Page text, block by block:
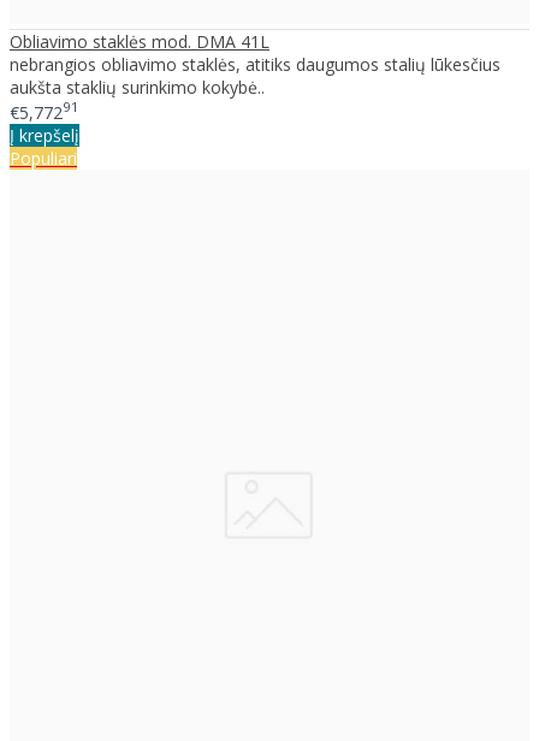
Obliavimo staklės mod. DMA 41L
nebrangios obliavimo staklės, atitiks daugumos stalių lūkesčius
aukšta staklių surinkimo kokybė..
€5,77291
Į krepšelį
Populiari